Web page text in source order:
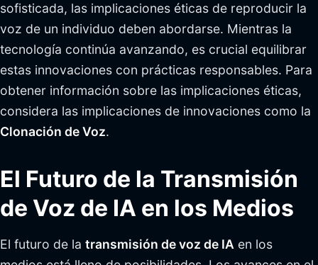
sofisticada, las implicaciones éticas de reproducir la
voz de un individuo deben abordarse. Mientras la
tecnología continúa avanzando, es crucial equilibrar
estas innovaciones con prácticas responsables. Para
obtener información sobre las implicaciones éticas,
considera las implicaciones de innovaciones como la
Clonación de Voz.
El Futuro de la Transmisión
de Voz de IA en los Medios
El futuro de la transmisión de voz de IA en los